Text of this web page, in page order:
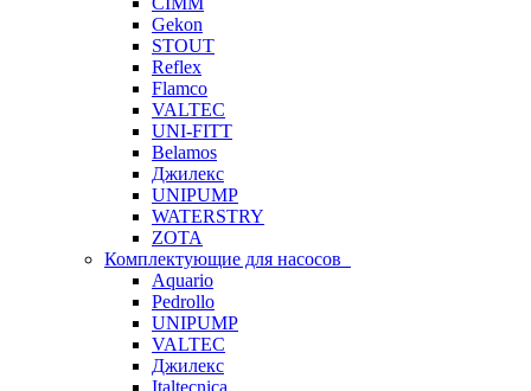
Gekon
STOUT
Reflex
Flamco
VALTEC
UNI-FITT
Belamos
Джилекс
UNIPUMP
WATERSTRY
ZOTA
Комплектующие для насосов
Aquario
Pedrollo
UNIPUMP
VALTEC
Джилекс
Italtecnica